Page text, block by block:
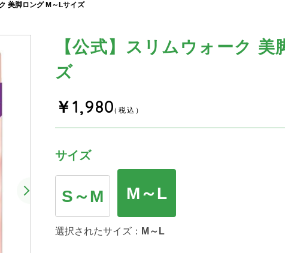
美脚ロング M～Lサイズ
【公式】スリムウォーク
ズ
￥1,980（税込）
サイズ
S～M M～L
選択されたサイズ： M～L